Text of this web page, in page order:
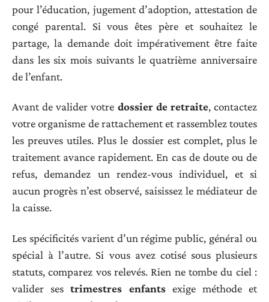
pour l’éducation, jugement d’adoption, attestation de
congé parental. Si vous êtes père et souhaitez le
partage, la demande doit impérativement être faite
dans les six mois suivants le quatrième anniversaire
de l’enfant.
Avant de valider votre dossier de retraite, contactez
votre organisme de rattachement et rassemblez toutes
les preuves utiles. Plus le dossier est complet, plus le
traitement avance rapidement. En cas de doute ou de
refus, demandez un rendez-vous individuel, et si
aucun progrès n’est observé, saisissez le médiateur de
la caisse.
Les spécificités varient d’un régime public, général ou
spécial à l’autre. Si vous avez cotisé sous plusieurs
statuts, comparez vos relevés. Rien ne tombe du ciel :
valider sestrimestres enfantsexige méthode et